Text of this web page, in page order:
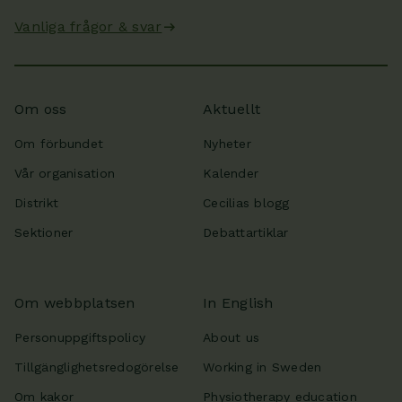
Vanliga frågor & svar
Om oss
Om förbundet
Vår organisation
Distrikt
Sektioner
Aktuellt
Nyheter
Kalender
Cecilias blogg
Debattartiklar
Om webbplatsen
Personuppgiftspolicy
Tillgänglighetsredogörelse
Om kakor
In English
About us
Working in Sweden
Physiotherapy education